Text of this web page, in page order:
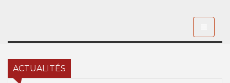
ACTUALITÉS